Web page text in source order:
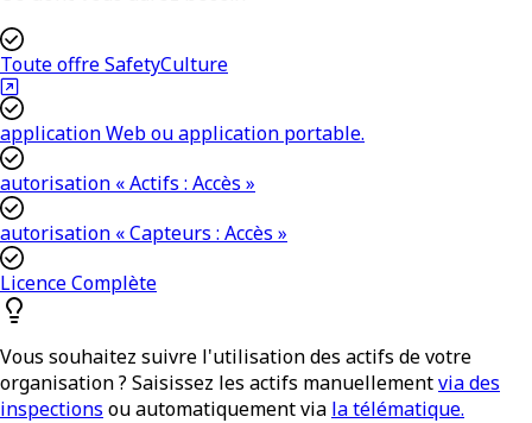
Toute offre SafetyCulture
application Web ou application portable.
autorisation « Actifs : Accès »
autorisation « Capteurs : Accès »
Licence Complète
Vous souhaitez suivre l'utilisation des actifs de votre
organisation ? Saisissez les actifs manuellementvia des
inspections ou automatiquement via la télématique.